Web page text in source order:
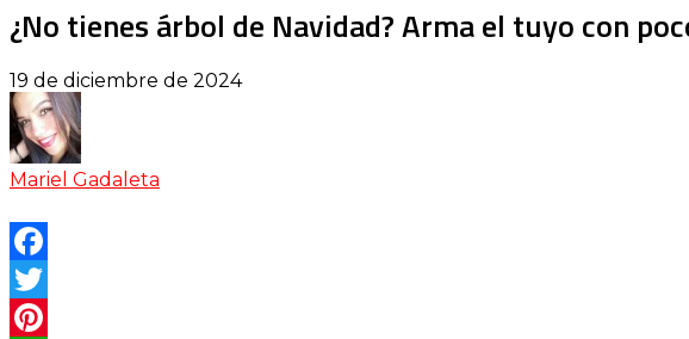
¿No tienes árbol de Navidad? Arma el tuyo con
19 de diciembre de 2024
Mariel Gadaleta
Facebook
Twitter